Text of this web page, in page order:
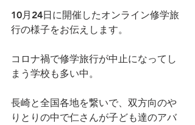
10月24日に開催したオンライン修学旅
行の様子をお伝えします。
コロナ禍で修学旅行が中止になってし
まう学校も多い中。
長崎と全国各地を繋いで、双方向のや
りとりの中で仁さんが子ども達のアバ